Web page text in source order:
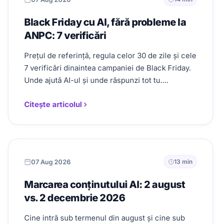
Black Friday cu AI, fără probleme la
ANPC: 7 verificări
Prețul de referință, regula celor 30 de zile și cele
7 verificări dinaintea campaniei de Black Friday.
Unde ajută AI-ul și unde răspunzi tot tu....
Citește articolul
07 Aug 2026 13 min
Marcarea conținutului AI: 2 august
vs. 2 decembrie 2026
Cine intră sub termenul din august și cine sub